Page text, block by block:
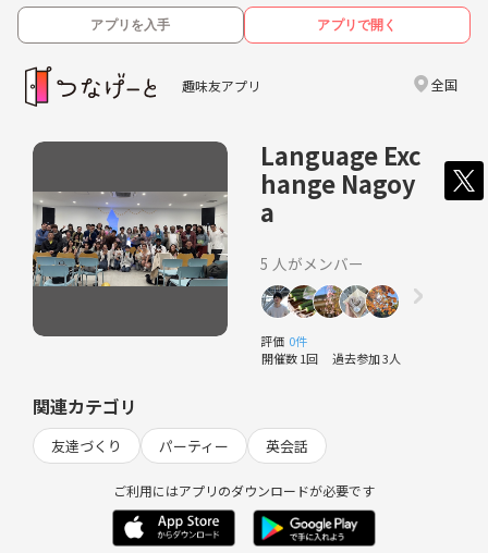
アプリを入手 アプリで開く
趣味友アプリ 全国
Language Exc
hange Nagoy
a
5 人がメンバー
評価 0件
開催数 1回 過去参加 3人
関連カテゴリ
友達づくり パーティー 英会話
ご利用にはアプリのダウンロードが必要です